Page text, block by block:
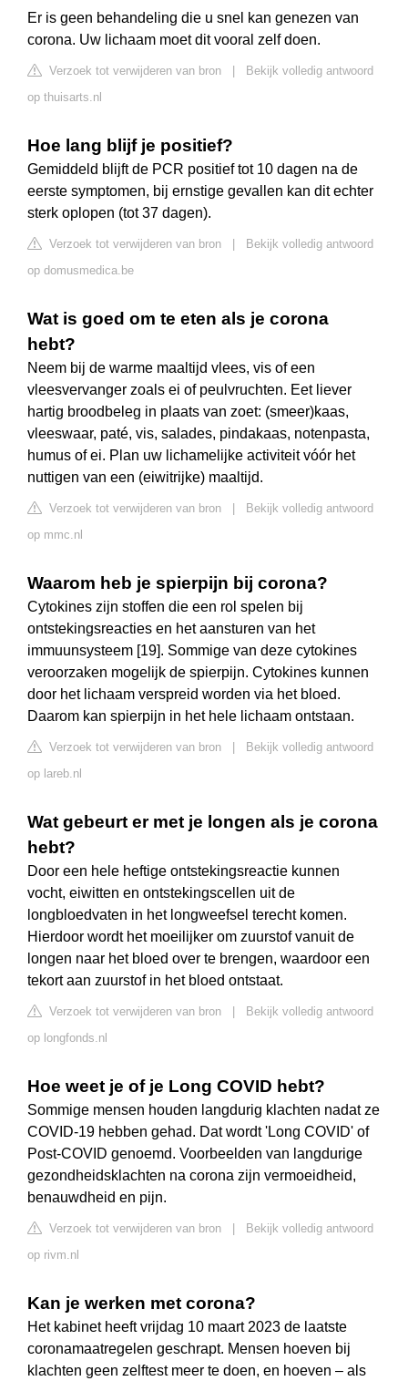
Er is geen behandeling die u snel kan genezen van
corona. Uw lichaam moet dit vooral zelf doen.
Verzoek tot verwijderen van bron
Bekijk volledig antwoord
op thuisarts.nl
Hoe lang blijf je positief?
Gemiddeld blijft de PCR positief tot 10 dagen na de
eerste symptomen, bij ernstige gevallen kan dit echter
sterk oplopen (tot 37 dagen).
Verzoek tot verwijderen van bron
Bekijk volledig antwoord
op domusmedica.be
Wat is goed om te eten als je corona
hebt?
Neem bij de warme maaltijd vlees, vis of een
vleesvervanger zoals ei of peulvruchten. Eet liever
hartig broodbeleg in plaats van zoet: (smeer)kaas,
vleeswaar, paté, vis, salades, pindakaas, notenpasta,
humus of ei. Plan uw lichamelijke activiteit vóór het
nuttigen van een (eiwitrijke) maaltijd.
Verzoek tot verwijderen van bron
Bekijk volledig antwoord
op mmc.nl
Waarom heb je spierpijn bij corona?
Cytokines zijn stoffen die een rol spelen bij
ontstekingsreacties en het aansturen van het
immuunsysteem [19]. Sommige van deze cytokines
veroorzaken mogelijk de spierpijn. Cytokines kunnen
door het lichaam verspreid worden via het bloed.
Daarom kan spierpijn in het hele lichaam ontstaan.
Verzoek tot verwijderen van bron
Bekijk volledig antwoord
op lareb.nl
Wat gebeurt er met je longen als je corona
hebt?
Door een hele heftige ontstekingsreactie kunnen
vocht, eiwitten en ontstekingscellen uit de
longbloedvaten in het longweefsel terecht komen.
Hierdoor wordt het moeilijker om zuurstof vanuit de
longen naar het bloed over te brengen, waardoor een
tekort aan zuurstof in het bloed ontstaat.
Verzoek tot verwijderen van bron
Bekijk volledig antwoord
op longfonds.nl
Hoe weet je of je Long COVID hebt?
Sommige mensen houden langdurig klachten nadat ze
COVID-19 hebben gehad. Dat wordt 'Long COVID' of
Post-COVID genoemd. Voorbeelden van langdurige
gezondheidsklachten na corona zijn vermoeidheid,
benauwdheid en pijn.
Verzoek tot verwijderen van bron
Bekijk volledig antwoord
op rivm.nl
Kan je werken met corona?
Het kabinet heeft vrijdag 10 maart 2023 de laatste
coronamaatregelen geschrapt. Mensen hoeven bij
klachten geen zelftest meer te doen, en hoeven – als